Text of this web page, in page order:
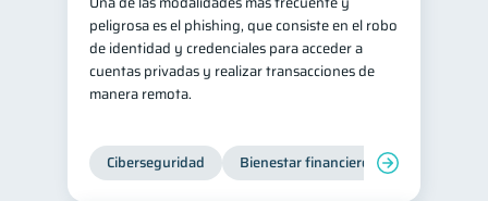
peligrosa es el phishing, que consiste en el robo
de identidad y credenciales para acceder a
cuentas privadas y realizar transacciones de
manera remota.
Ciberseguridad Bienestar financiero